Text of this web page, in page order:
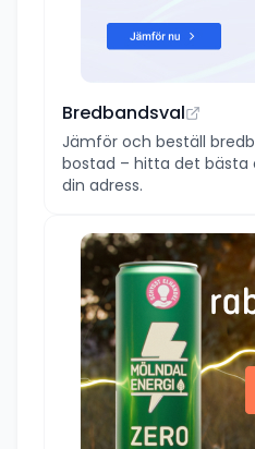
Bredbandsval
Jämför och beställ
bostad – hitta det bästa
din adress.